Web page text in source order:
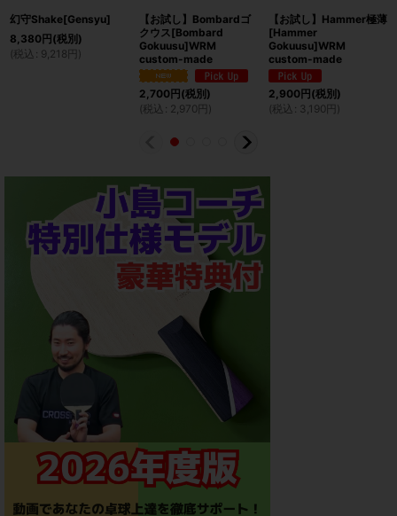
幻守Shake[Gensyu]
8,380 円 (税別)
(税込 : 9,218 円 )
【お試し】Bombardゴ
クウス[Bombard
Gokuusu]WRM
custom-made
2,700 円 (税別)
(税込 : 2,970 円 )
【お試し】Hammer極薄
[Hammer
Gokuusu]WRM
custom-made
2,900 円 (税別)
(税込 : 3,190 円 )